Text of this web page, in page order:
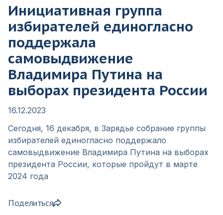
Инициативная группа
избирателей единогласно
поддержала
самовыдвижение
Владимира Путина на
выборах президента России
16.12.2023
Сегодня, 16 декабря, в Зарядье собрание группы
избирателей единогласно поддержало
самовыдвижение Владимира Путина на выборах
президента России, которые пройдут в марте
2024 года
Поделиться